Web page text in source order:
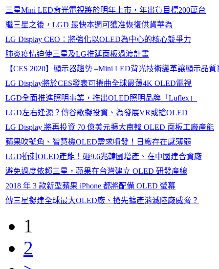
三星Mini LED背光電視將於明年上市，年出貨目標200萬台
繼三星之後，LGD 最快本週可獲准恢復供貨華為
LG Display CEO：將強化以OLED為中心的核心競爭力
肺炎疫情迫使三星及LG推延面板過渡計畫
【CES 2020】顯示器趨勢 –Mini LED背光技術變革讓顯示品
LG Display將於CES發表可捲曲全球最薄4K OLED電視
LGD全面推進照明事業，推出OLED照明品牌「Luflex」
LGD左右逢源？傳谷歌擬投資、為發展VR或搶OLED
LG Display 將再投資 70 億美元擴大南韓 OLED 面板工廠產能
蘋果吹號角、智慧機OLED需求噴發！日廠存在感薄弱
LGD衝刺OLED產能！砸9.6兆韓圜增產、在中國建合資廠
避免過度依賴三星，蘋果在台灣建立 OLED 研發產線
2018 年 3 款新型蘋果 iPhone 都將配備 OLED 螢幕
傳三星擬建全球最大OLED廠、搶先擴產消滅陸廠威脅？
1
2